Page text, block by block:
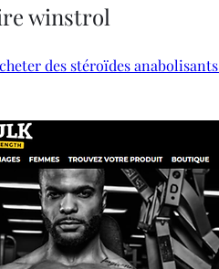
winstrol
des stéroïdes anabolisants